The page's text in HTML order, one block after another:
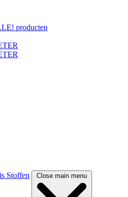
producten
Stoffen Close main menu